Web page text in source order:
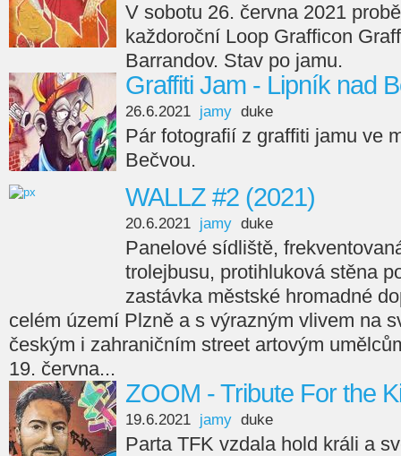
V sobotu 26. června 2021
každoroční Loop Grafficon
Barrandov. Stav po jamu.
Graffiti Jam - Lipník nad
26.6.2021 jamy duke
Pár fotografií z graffiti jamu ve
Bečvou.
WALLZ #2 (2021)
20.6.2021 jamy duke
Panelové sídliště,
trolejbusu, protihluková stěna
zastávka městské hromadné
celém území Plzně a s výrazným vlivem na
českým i zahraničním street artovým
19. června...
ZOOM - Tribute For the
19.6.2021 jamy duke
Parta TFK vzdala hold králi a